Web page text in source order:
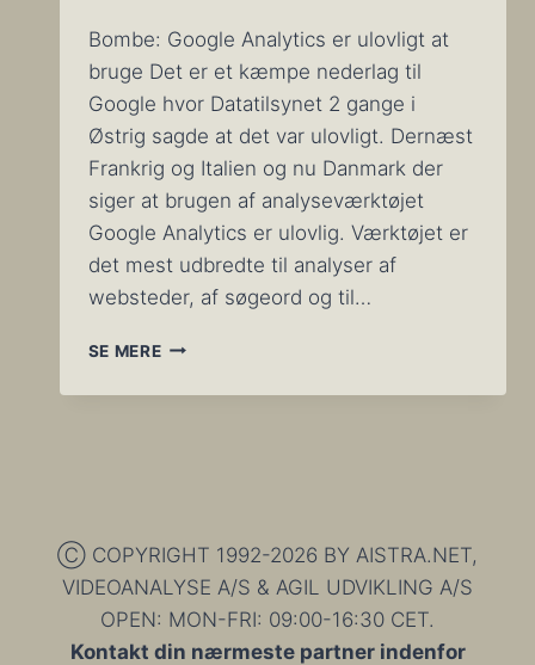
Bombe: Google Analytics er ulovligt at
bruge Det er et kæmpe nederlag til
Google hvor Datatilsynet 2 gange i
Østrig sagde at det var ulovligt. Dernæst
Frankrig og Italien og nu Danmark der
siger at brugen af analyseværktøjet
Google Analytics er ulovlig. Værktøjet er
det mest udbredte til analyser af
websteder, af søgeord og til…
SE MEREBOMBE:
FØRENDE
SERVICES
BENYTTER
DETTE
SKAL
Ⓒ COPYRIGHT 1992-2026 BY AISTRA.NET,
VIDEOANALYSE A/S & AGIL UDVIKLING A/S
OPEN: MON-FRI: 09:00-16:30 CET.
Kontakt din nærmeste partner indenfor